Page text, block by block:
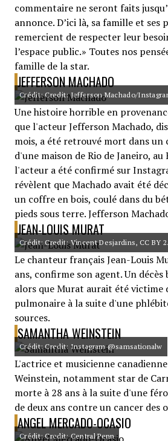
commentaire ne seront faits
annonce. D’ici là, sa famille et ses
remercient de respecter leur
l’espace public.» Toutes nos
famille de la star.
JEFFERSON MACHADO
Crédit: Credit: Jefferson Machado/
Une histoire horrible en
que l'acteur Jefferson Machado,
mois, a été retrouvé mort dans
d'une maison de Rio de Janeiro, au
l'acteur a été confirmé sur
révèlent que Machado avait été
un coffre en bois, coulé dans du
pieds sous terre. Jefferson
JEAN-LOUIS MURAT
Crédit: Credit: Vincent Desjardins, CC BY
Le chanteur français Jean-Louis
ans, confirme son agent. Un
alors que Murat aurait été victime
pulmonaire à la suite d'une
sources.
SAMANTHA WEINSTEIN
Crédit: Credit: Instagram @samsationalw
L'actrice et musicienne
Weinstein, notamment star de
morte à 28 ans à la suite d'une
de deux ans contre un cancer des
ANGEL MERCADO-OCASIO
Crédit: Credit: Central Penn